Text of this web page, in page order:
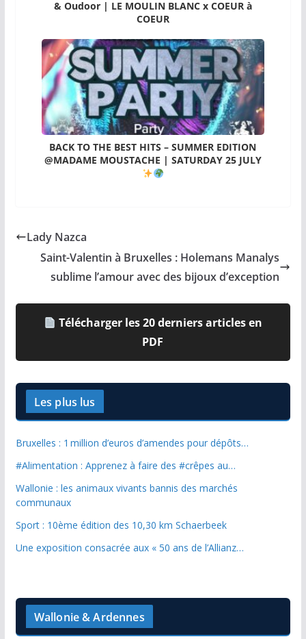
& Oudoor | LE MOULIN BLANC x COEUR à
COEUR
BACK TO THE BEST HITS – SUMMER EDITION
@MADAME MOUSTACHE | SATURDAY 25 JULY
Lady Nazca
Saint-Valentin à Bruxelles : Holemans Manalys
sublime l’amour avec des bijoux d’exception
Télécharger les 20 derniers articles en
PDF
Les plus lus
Bruxelles : 1 million d’euros d’amendes pour dépôts…
#Alimentation : Apprenez à faire des #crêpes au…
Wallonie : les animaux vivants bannis des marchés
communaux
Sport : 10ème édition des 10,30 km Schaerbeek
Une exposition consacrée aux « 50 ans de l’Allianz…
Wallonie & Ardennes